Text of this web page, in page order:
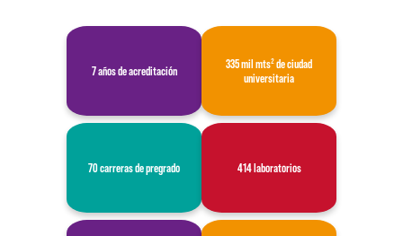
7 años de acreditación
335 mil mts² de ciudad
universitaria
70 carreras de pregrado 414 laboratorios